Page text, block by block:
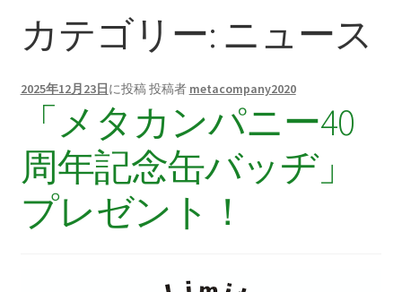
へ
キ
キ
プ
お問い合わせ
カート
ショップ
セレクト
マイアカウント
カテゴリー: ニュース
2025年12月23日に投稿投稿者 metacompany2020
「メタカンパニー40
周年記念缶バッヂ」
プレゼント！